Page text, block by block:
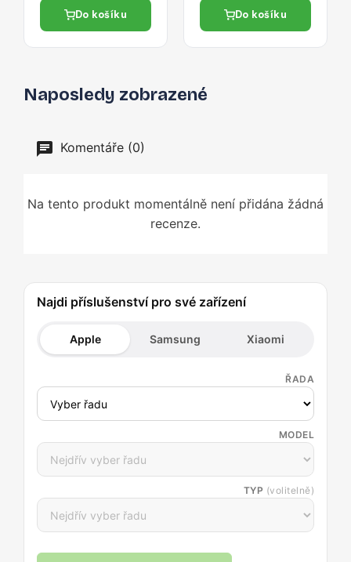
Do košíku Do košíku
Naposledy zobrazené
Komentáře (0)
Na tento produkt momentálně není přidána žádná
recenze.
Najdi příslušenství pro své zařízení
Apple Samsung Xiaomi
ŘADA
MODEL
TYP (volitelně)